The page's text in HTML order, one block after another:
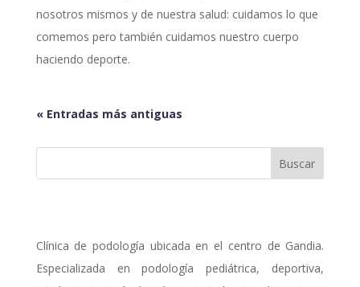
nosotros mismos y de nuestra salud: cuidamos lo que
comemos pero también cuidamos nuestro cuerpo
haciendo deporte.
« Entradas más antiguas
Clínica de podología ubicada en el centro de Gandia.
Especializada en podología pediátrica, deportiva,